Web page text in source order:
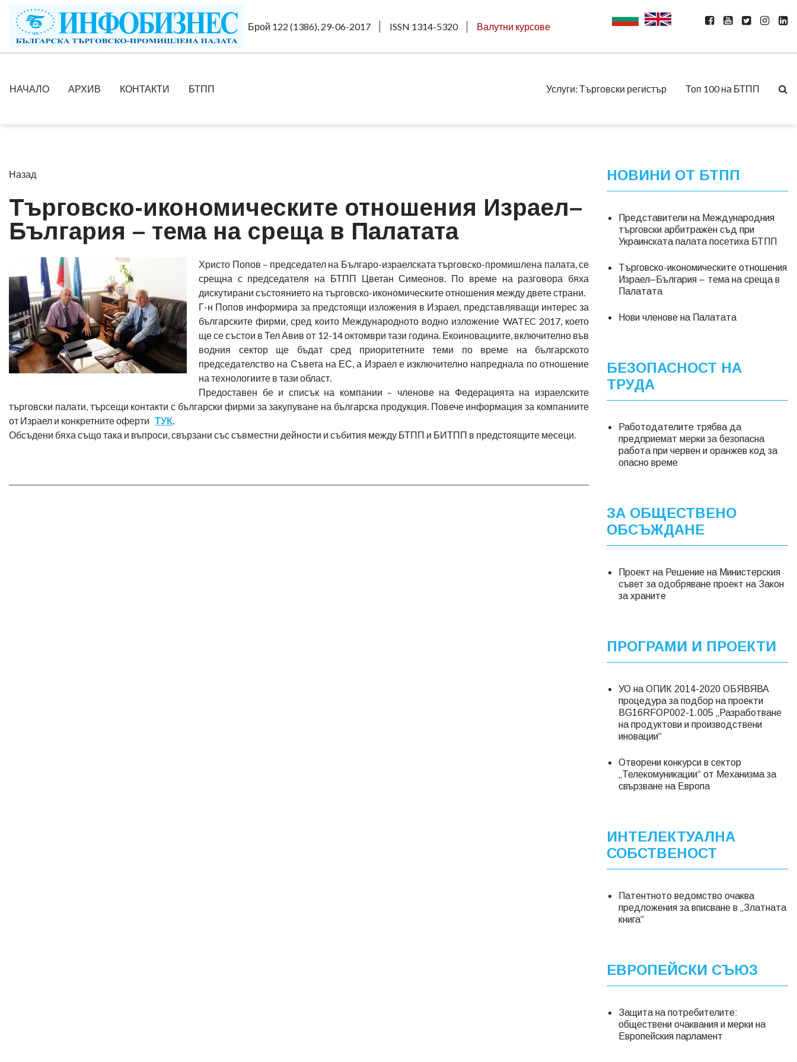
Брой 122 (1386), 29-06-2017 ISSN 1314-5320 Валутни курсове
НАЧАЛО АРХИВ КОНТАКТИ БТПП Услуги: Търговски регистър Топ 100 на БТПП
Назад
Търговско-икономическите отношения Израел–
България – тема на среща в Палатата
Христо Попов – председател на Българо-израелската търговско-промишлена палата, се
срещна с председателя на БТПП Цветан Симеонов. По време на разговора бяха
дискутирани състоянието на търговско-икономическите отношения между двете страни.
Г-н Попов информира за предстоящи изложения в Израел, представляващи интерес за
българските фирми, сред които Международното водно изложение WATEC 2017, което
ще се състои в Тел Авив от 12-14 октомври тази година. Екоиновациите, включително във
водния сектор ще бъдат сред приоритетните теми по време на българското
председателство на Съвета на ЕС, а Израел е изключително напреднала по отношение
на технологиите в тази област.
Предоставен бе и списък на компании – членове на Федерацията на израелските
търговски палати, търсещи контакти с български фирми за закупуване на българска продукция. Повече информация за компаниите
от Израел и конкретните оферти ТУК.
Обсъдени бяха също така и въпроси, свързани със съвместни дейности и събития между БТПП и БИТПП в предстоящите месеци.
НОВИНИ ОТ БТПП
Представители на Международния
търговски арбитражен съд при
Украинската палата посетиха БТПП
Търговско-икономическите отношения
Израел–България – тема на среща в
Палатата
Нови членове на Палатата
БЕЗОПАСНОСТ НА
ТРУДА
Работодателите трябва да
предприемат мерки за безопасна
работа при червен и оранжев код за
опасно време
ЗА ОБЩЕСТВЕНО
ОБСЪЖДАНЕ
Проект на Решение на Министерския
съвет за одобряване проект на Закон
за храните
ПРОГРАМИ И ПРОЕКТИ
УО на ОПИК 2014-2020 ОБЯВЯВА
процедура за подбор на проекти
BG16RFOP002-1.005 „Разработване
на продуктови и производствени
иновации“
Отворени конкурси в сектор
„Телекомуникации“ от Механизма за
свързване на Европа
ИНТЕЛЕКТУАЛНА
СОБСТВЕНОСТ
Патентното ведомство очаква
предложения за вписване в „Златната
книга“
ЕВРОПЕЙСКИ СЪЮЗ
Защита на потребителите:
обществени очаквания и мерки на
Европейския парламент